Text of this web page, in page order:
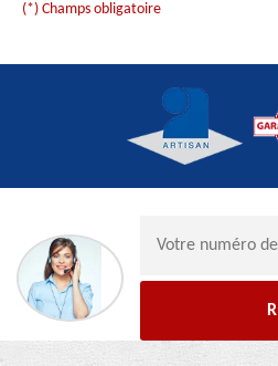
(*) Champs obligatoire